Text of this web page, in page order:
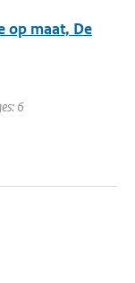
op maat, De
6